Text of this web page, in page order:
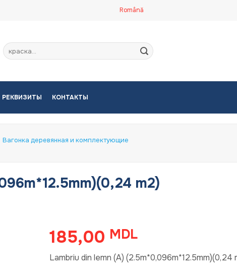
Română
Искать:
РЕКВИЗИТЫ КОНТАКТЫ
Вагонка деревянная и комплектующие
m2)
185,00 MDL
Lambriu din lemn (A) (2.5m*0,096m*12.5mm)(0,24